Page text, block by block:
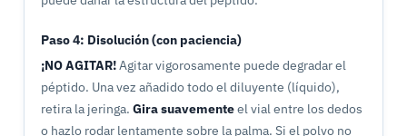
Paso 4: Disolución (con paciencia)
¡NO AGITAR!Agitar vigorosamente puede degradar el
péptido. Una vez añadido todo el diluyente (líquido),
retira la jeringa.Gira suavementeel vial entre los dedos
o hazlo rodar lentamente sobre la palma. Si el polvo no